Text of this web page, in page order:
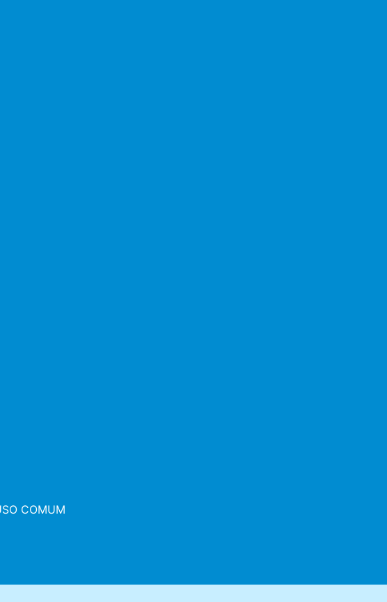
COMUM